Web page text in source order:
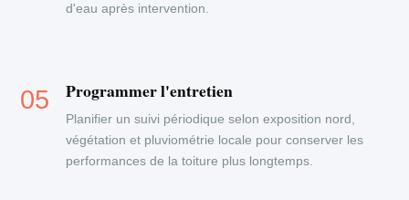
d'eau après intervention.
Programmer l'entretien
Planifier un suivi périodique selon exposition nord,
végétation et pluviométrie locale pour conserver les
performances de la toiture plus longtemps.